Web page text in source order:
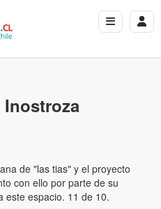
de "las tias" y el proyecto
con ello por parte de su
este espacio. 11 de 10.